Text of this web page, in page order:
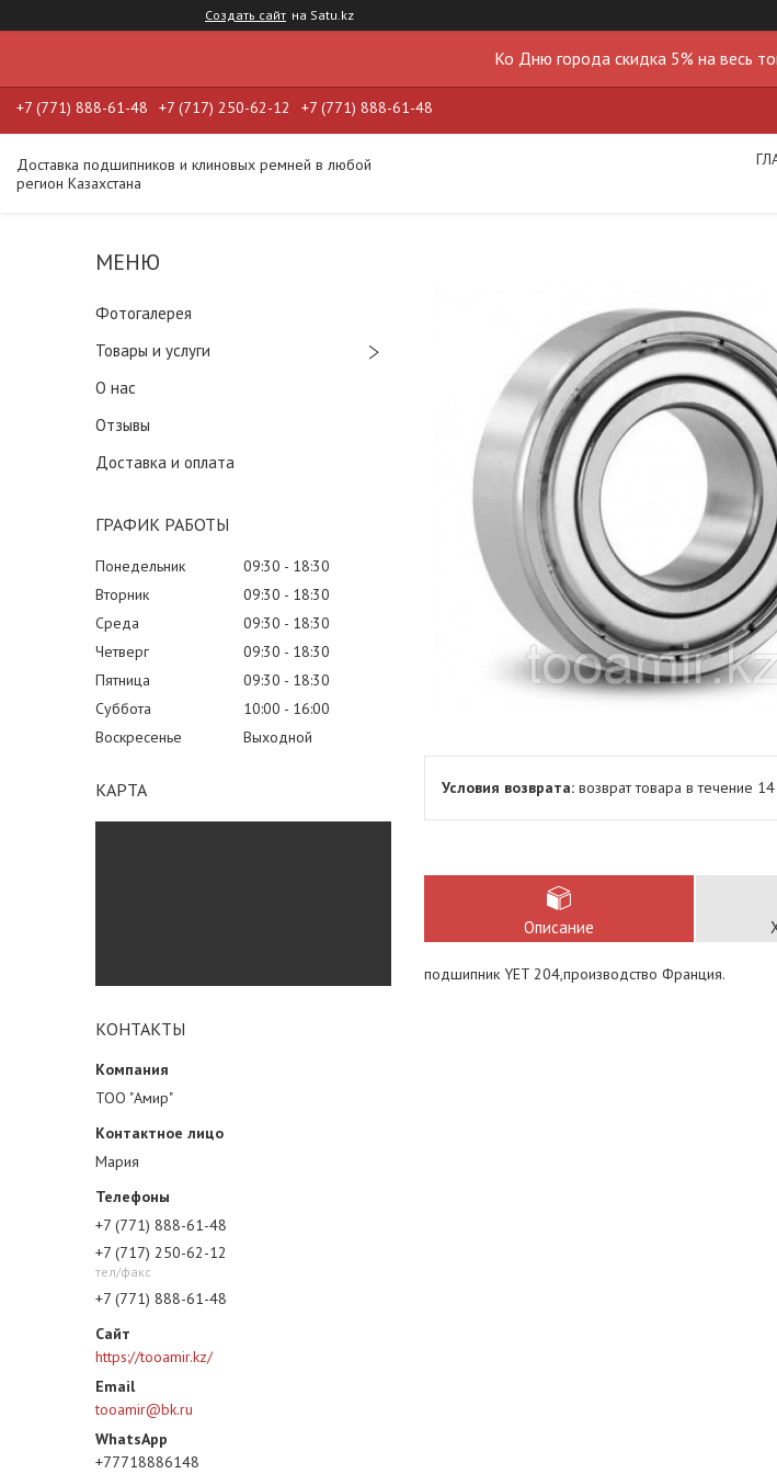
Создать сайт на Satu.kz
Ко Дню города скидка 5% на весь
+7 (771) 888-61-48 +7 (717) 250-62-12 +7 (771) 888-61-48
Доставка подшипников и клиновых ремней в любой
регион Казахстана
Фотогалерея
Товары и услуги
О нас
Отзывы
Доставка и оплата
ГРАФИК РАБОТЫ
Понедельник 09:30
18:30
Вторник
09:30
18:30
Среда
09:30
18:30
Четверг
09:30
18:30
Пятница
09:30
18:30
Суббота
10:00
16:00
Воскресенье
Выходной
КАРТА
КОНТАКТЫ
ТОО "Амир"
Мария
+7 (771) 888-61-48
+7 (717) 250-62-12
тел/факс
+7 (771) 888-61-48
https://tooamir.kz/
tooamir@bk.ru
+77718886148
возврат товара в течение
Описание
подшипник YET 204,производство Франция.